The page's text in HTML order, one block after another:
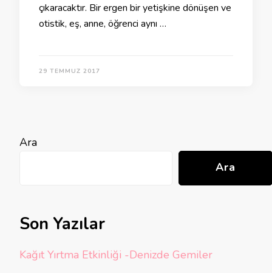
çıkaracaktır. Bir ergen bir yetişkine dönüşen ve
otistik, eş, anne, öğrenci aynı …
29 TEMMUZ 2017
Ara
Ara
Son Yazılar
Kağıt Yırtma Etkinliği -Denizde Gemiler